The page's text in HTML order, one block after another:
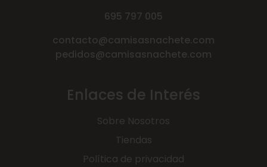
695 797 005
contacto@camisasnachete.com
pedidos@camisasnachete.com
Enlaces de Interés
Sobre Nosotros
Tiendas
Política de privacidad